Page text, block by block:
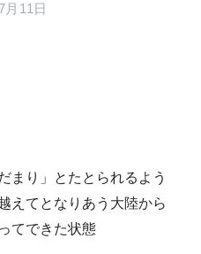
月11日
まり」とたとられるよう
えてとなりあう大陸から
てできた状態